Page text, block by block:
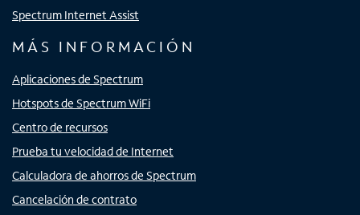
Spectrum Internet Assist
MÁS INFORMACIÓN
Aplicaciones de Spectrum
Hotspots de Spectrum WiFi
Centro de recursos
Prueba tu velocidad de Internet
Calculadora de ahorros de Spectrum
Cancelación de contrato